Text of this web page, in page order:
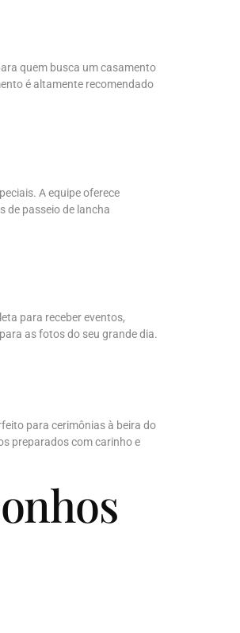
quem busca um casamento
é altamente recomendado
A equipe oferece
de passeio de lancha
para receber eventos,
as fotos do seu grande dia.
para cerimônias à beira do
preparados com carinho e